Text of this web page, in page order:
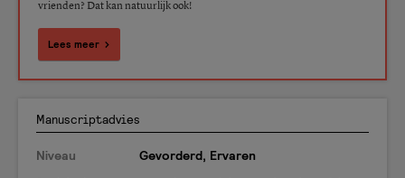
vrienden? Dat kan natuurlijk ook!
Lees meer
Manuscriptadvies
Niveau Gevorderd, Ervaren